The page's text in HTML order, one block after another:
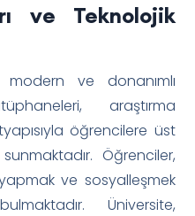
ve Teknolojik
ve donanımlı
araştırma
öğrencilere üst
Öğrenciler,
ve sosyalleşmek
Üniversite,